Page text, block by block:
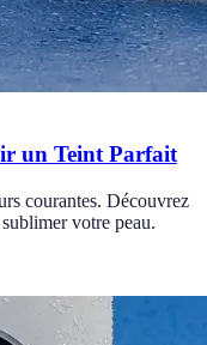
un Teint Parfait
courantes. Découvrez
votre peau.